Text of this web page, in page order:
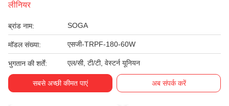
लीनियर
ब्रांड नाम: SOGA
मॉडल संख्या: एसजी-TRPF-180-60W
भुगतान की शर्तें: एल/सी, टी/टी, वेस्टर्न यूनियन
सबसे अच्छी कीमत पाएं अब संपर्क करें